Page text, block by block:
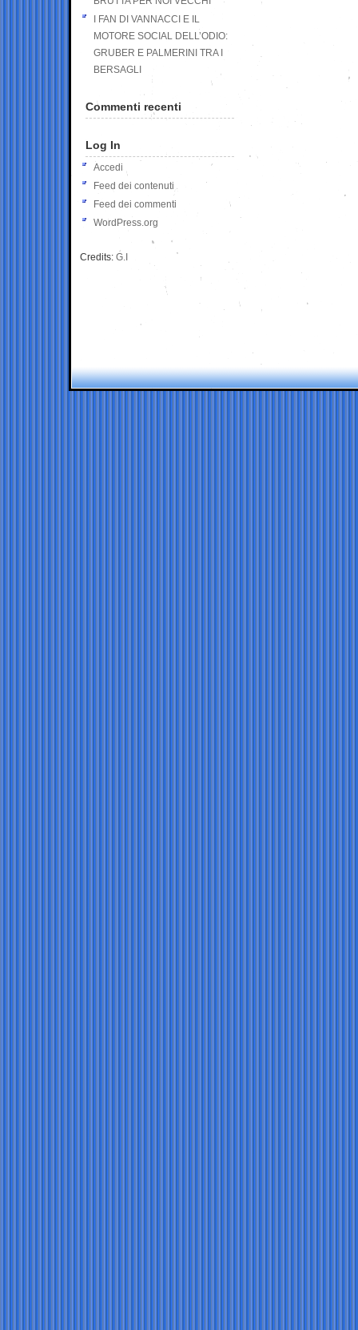
I FAN DI VANNACCI E IL
MOTORE SOCIAL DELL’ODIO:
GRUBER E PALMERINI TRA I
BERSAGLI
Commenti recenti
Log In
Accedi
Feed dei contenuti
Feed dei commenti
WordPress.org
Credits: G.I